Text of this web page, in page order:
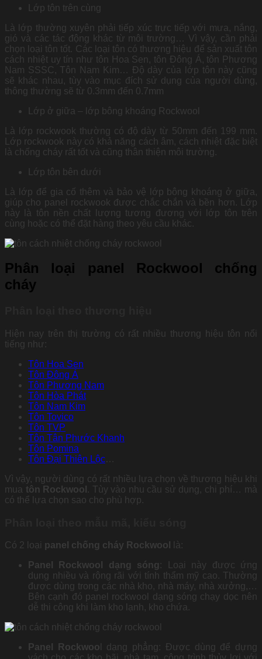
Lớp tôn trên cùng
Là lớp thường xuyên phải tiếp xúc trực tiếp với mưa, nắng,
gió và các tác động khác từ môi trường… Vì vậy, cần phải
chọn loại tôn tốt. Các loại tôn có thương hiệu để sản xuất tôn
cách nhiệt uy tín như tôn Hoa Sen, tôn Đông Á, tôn Phương
Nam SSSC, Tôn Nam Kim… Độ dày của lớp tôn này cũng
sẽ khác nhau, tùy vào mục đích sử dụng của người dùng,
thông thường sẽ từ 0.3mm đến 0.7mm
Lớp ở giữa – lớp bông khoáng Rockwool
Là lớp rockwook thường có độ dày từ 50mm đến 199 mm.
Lớp rockwook này có khả năng cách âm, cách nhiệt đặc biệt
là chống cháy rất tốt và cũng thân thiện môi trường.
Lớp tôn bên dưới
Là lớp để gia cố thêm và bảo vệ lớp bông khoáng ở giữa,
giúp cho panel rockwook được chắc chắn và bền hơn. Lớp
này là tôn nền chất lượng tương đương với lớp tôn trên
cùng hoặc có thể đặt hàng theo yêu cầu khác.
Phân loại panel Rockwool chống
cháy
Hiện nay trên thị trường có rất nhiều thương hiệu tôn nổi
tiếng như:
Tôn Hoa Sen
Tôn Đông Á
Tôn Phương Nam
Tôn Hòa Phát
Tôn Nam Kim
Tôn Tovico
Tôn TVP
Tôn Tân Phước Khanh
Tôn Pomina
Tôn Đại Thiên Lộc
Vì vậy, người dùng có rất nhiều lựa chọn về thương hiệu khi
mua tôn Rockwool . Tùy vào nhu cầu sử dụng, chi phí… mà
có thể lựa chọn sao cho phù hợp.
Có 2 loại panel chống cháy Rockwool
là:
Panel Rockwool dạng sóng : Loại này được ứng
dụng nhiều và rộng rãi với tính thẩm mỹ cao. Thường
được dùng trong các nhà kho, nhà máy, nhà xưởng,…
Bên cạnh đó panel rockwool dạng sóng chạy dọc nên
dễ thi công khi làm kho lạnh, kho chứa.
Panel Rockwoo l dạng phẳng: Được dùng để dựng